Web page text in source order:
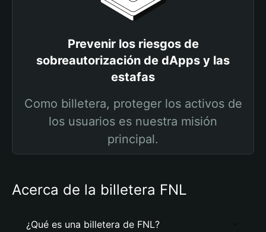
Prevenir los riesgos de
sobreautorización de dApps y las
estafas
Como billetera, proteger los activos de
los usuarios es nuestra misión
principal.
Acerca de la billetera FNL
¿Qué es una billetera de FNL?